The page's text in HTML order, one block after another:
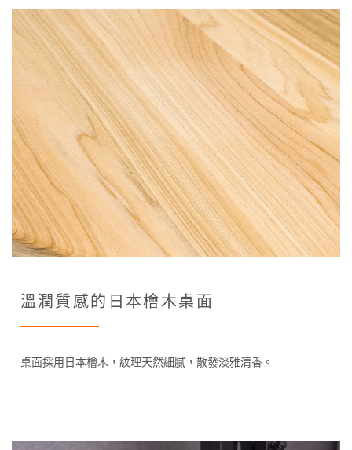
溫潤質感的日本檜木桌面
桌面採用日本檜木，紋理天然細膩，散發淡雅清香。